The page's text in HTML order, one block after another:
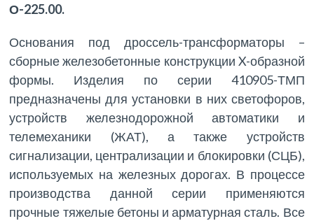
О-225.00.
Основания под дроссель-трансформаторы –
сборные железобетонные конструкции X-образной
формы. Изделия по серии 410905-ТМП
предназначены для установки в них светофоров,
устройств железнодорожной автоматики и
телемеханики (ЖАТ), а также устройств
сигнализации, централизации и блокировки (СЦБ),
используемых на железных дорогах. В процессе
производства данной серии применяются
прочные тяжелые бетоны и арматурная сталь. Все